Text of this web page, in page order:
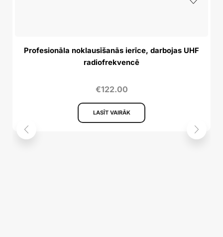
Profesionāla noklausīšanās ierīce, darbojas UHF
radiofrekvencē
€122.00
LASĪT VAIRĀK